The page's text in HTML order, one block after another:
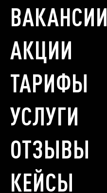
ВАКАНСИИ
АКЦИИ
ТАРИФЫ
УСЛУГИ
ОТЗЫВЫ
КЕЙСЫ